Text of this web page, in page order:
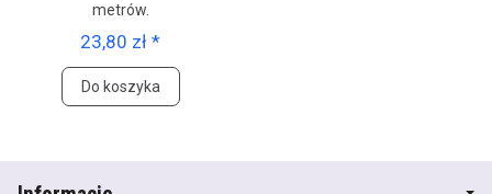
metrów.
23,80 zł *
Do koszyka